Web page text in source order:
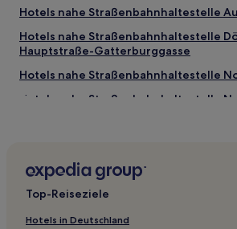
Hotels nahe Straßenbahnhaltestelle
Hotels nahe Straßenbahnhaltestelle
Hauptstraße-Gatterburggasse
Hotels nahe Straßenbahnhaltestelle
Hotels nahe Straßenbahnhaltestelle
Hotels nahe Straßenbahnhaltestelle
Top-Reiseziele
Hotels in Deutschland